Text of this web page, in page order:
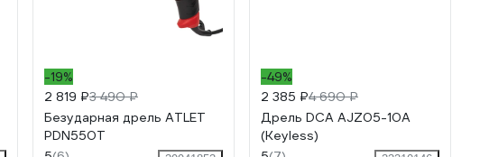
-19%
2 819 ₽3 490 ₽
Безударная дрель ATLET
PDN550T
-49%
2 385 ₽4 690 ₽
Дрель DCA AJZ05-10A
(Keyless)